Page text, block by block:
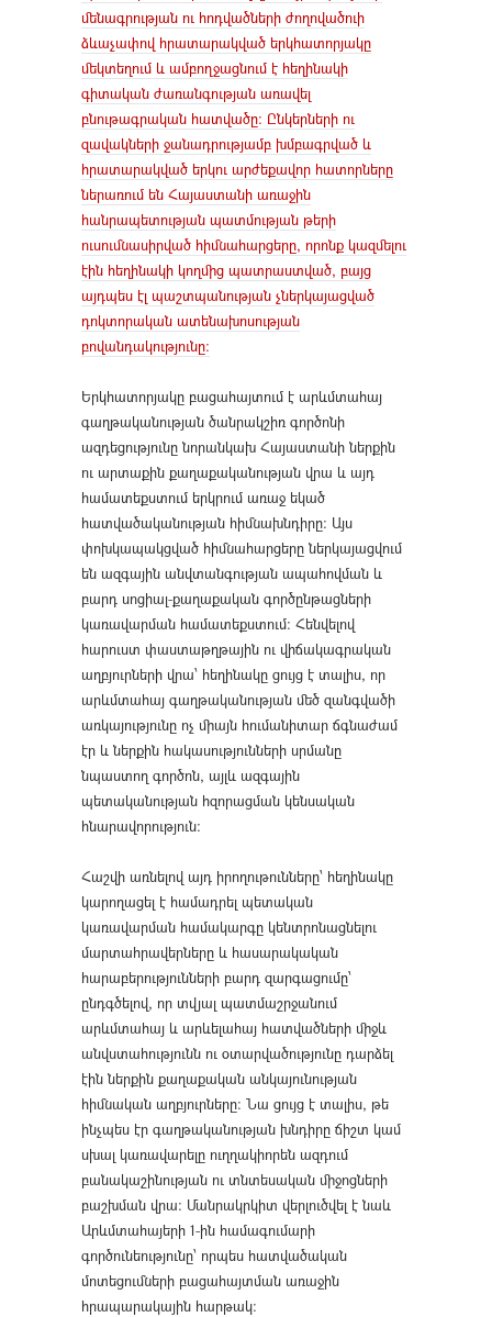
մենագրության ու հոդվածների ժողովածուի
ձևաչափով հրատարակված երկհատորյակը
մեկտեղում և ամբողջացնում է հեղինակի
գիտական ժառանգության առավել
բնութագրական հատվածը։ Ընկերների ու
զավակների ջանադրությամբ խմբագրված և
հրատարակված երկու արժեքավոր հատորները
ներառում են Հայաստանի առաջին
հանրապետության պատմության թերի
ուսումնասիրված հիմնահարցերը, որոնք կազմելու
էին հեղինակի կողմից պատրաստված, բայց
այդպես էլ պաշտպանության չներկայացված
դոկտորական ատենախոսության
բովանդակությունը։
Երկհատորյակը բացահայտում է արևմտահայ
գաղթականության ծանրակշիռ գործոնի
ազդեցությունը նորանկախ Հայաստանի ներքին
ու արտաքին քաղաքականության վրա և այդ
համատեքստում երկրում առաջ եկած
հատվածականության հիմնախնդիրը։ Այս
փոխկապակցված հիմնահարցերը ներկայացվում
են ազգային անվտանգության ապահովման և
բարդ սոցիալ-քաղաքական գործընթացների
կառավարման համատեքստում։ Հենվելով
հարուստ փաստաթղթային ու վիճակագրական
աղբյուրների վրա՝ հեղինակը ցույց է տալիս, որ
արևմտահայ գաղթականության մեծ զանգվածի
առկայությունը ոչ միայն հումանիտար ճգնաժամ
էր և ներքին հակասությունների սրմանը
նպաստող գործոն, այլև ազգային
պետականության հզորացման կենսական
հնարավորություն։
Հաշվի առնելով այդ իրողութունները՝ հեղինակը
կարողացել է համադրել պետական
կառավարման համակարգը կենտրոնացնելու
մարտահրավերները և հասարակական
հարաբերությունների բարդ զարգացումը՝
ընդգծելով, որ տվյալ պատմաշրջանում
արևմտահայ և արևելահայ հատվածների միջև
անվստահությունն ու օտարվածությունը դարձել
էին ներքին քաղաքական անկայունության
հիմնական աղբյուրները։ Նա ցույց է տալիս, թե
ինչպես էր գաղթականության խնդիրը ճիշտ կամ
սխալ կառավարելը ուղղակիորեն ազդում
բանակաշինության ու տնտեսական միջոցների
բաշխման վրա։ Մանրակրկիտ վերլուծվել է նաև
Արևմտահայերի 1-ին համագումարի
գործունեությունը՝ որպես հատվածական
մոտեցումների բացահայտման առաջին
հրապարակային հարթակ։